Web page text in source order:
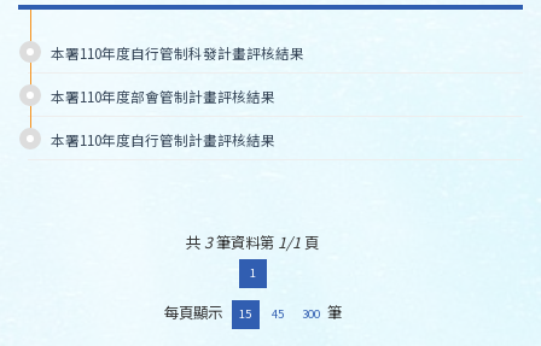
本署110年度自行管制科發計畫評核結果
本署110年度部會管制計畫評核結果
本署110年度自行管制計畫評核結果
共 3筆資料第 1/1 頁
1
每頁顯示 15 45 300 筆